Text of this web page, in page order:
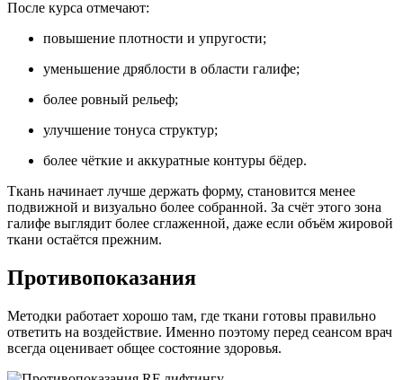
После курса отмечают:
повышение плотности и упругости;
уменьшение дряблости в области галифе;
более ровный рельеф;
улучшение тонуса структур;
более чёткие и аккуратные контуры бёдер.
Ткань начинает лучше держать форму, становится менее
подвижной и визуально более собранной. За счёт этого зона
галифе выглядит более сглаженной, даже если объём жировой
ткани остаётся прежним.
Противопоказания
Методки работает хорошо там, где ткани готовы правильно
ответить на воздействие. Именно поэтому перед сеансом врач
всегда оценивает общее состояние здоровья.